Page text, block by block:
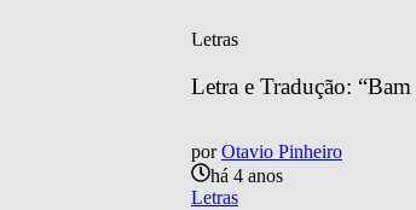
Letras
Letra e Tradução:
por Otavio Pinheiro
há 4 anos
Letras